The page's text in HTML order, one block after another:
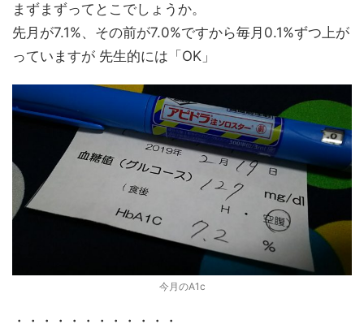
まずまずってとこでしょうか。
先月が7.1%、その前が7.0%ですから毎月0.1%ずつ上が
っていますが 先生的には「OK」
今月のA1c
・・・・・・・・・・・・